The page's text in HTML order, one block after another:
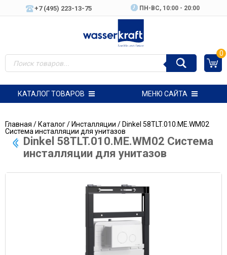
+7 (495) 223-13-75 ПН-ВC, 10:00 - 20:00
0
КАТАЛОГ ТОВАРОВ МЕНЮ САЙТА
Главная /Каталог/Инсталляции / Dinkel 58TLT.010.ME.WM02
Система инсталляции для унитазов
Dinkel 58TLT.010.ME.WM02 Система
инсталляции для унитазов